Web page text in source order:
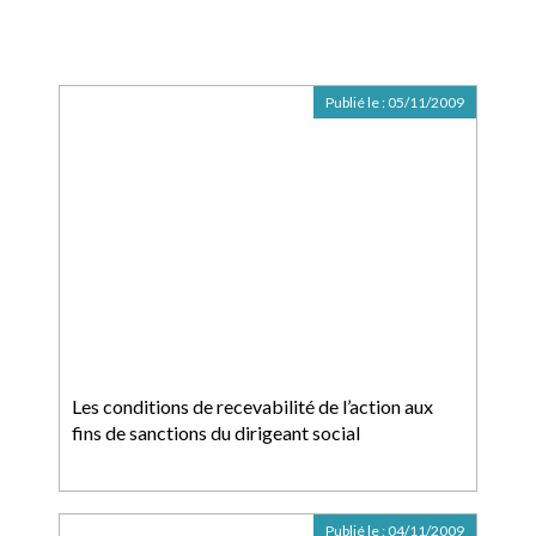
Les conditions de recevabilité de l’action aux
fins de sanctions du dirigeant social
Publié le : 05/11/2009
Publié le : 04/11/2009